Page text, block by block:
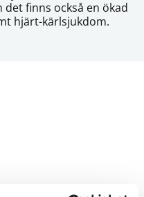
finns också en ökad
hjärt-kärlsjukdom.